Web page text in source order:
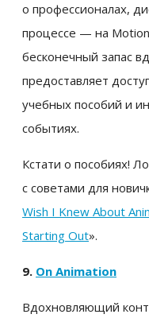
о профессионалах,
процессе — на
бесконечный запас
предоставляет
учебных пособий и
событиях.
Кстати о пособиях!
с советами для
Wish I Knew About
Starting Out».
9. On Animation
Вдохновляющий